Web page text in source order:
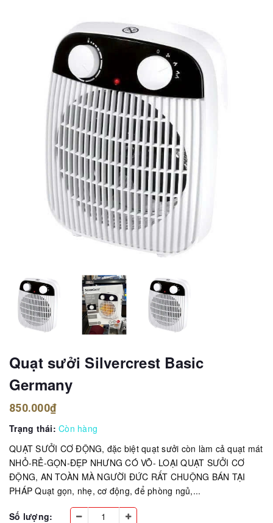
Quạt sưởi Silvercrest Basic
Germany
850.000₫
Trạng thái: Còn hàng
QUẠT SƯỞI CƠ ĐỘNG, đặc biệt quạt sưởi còn làm cả quạt mát
NHỎ-RẺ-GỌN-ĐẸP NHƯNG CÓ VÕ- LOẠI QUẠT SƯỞI CƠ
ĐỘNG, AN TOÀN MÀ NGƯỜI ĐỨC RẤT CHUỘNG BÁN TẠI
PHÁP Quạt gọn, nhẹ, cơ động, để phòng ngủ,...
Số lượng: